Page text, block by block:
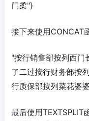
门柔"}
接下来使用CONCAT
"按行销售部按列西门
了二过按行财务部按
行质保部按列菜花婆
最后使用TEXTSPLIT